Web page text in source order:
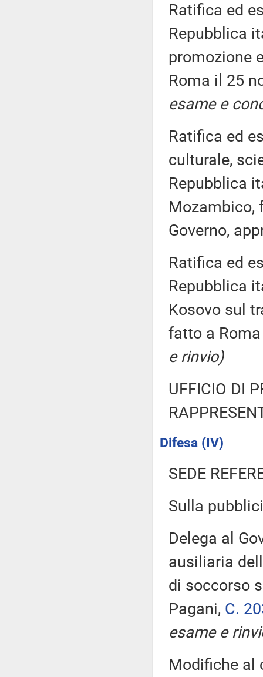
Ratifica ed
Repubblica
promozione
Roma il 25
esame e
Ratifica ed
culturale,
Repubblica
Mozambico,
Governo,
Ratifica ed
Repubblica
Kosovo sul
fatto a
e rinvio)
UFFICIO DI
Difesa (IV)
SEDE
Sulla
Delega al
ausiliaria
di soccorso
Pagani, C.
esame e
Modifiche al